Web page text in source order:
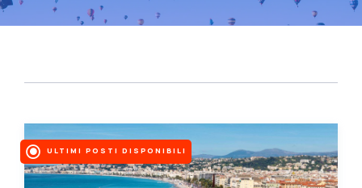
ULTIMI POSTI DISPONIBILI